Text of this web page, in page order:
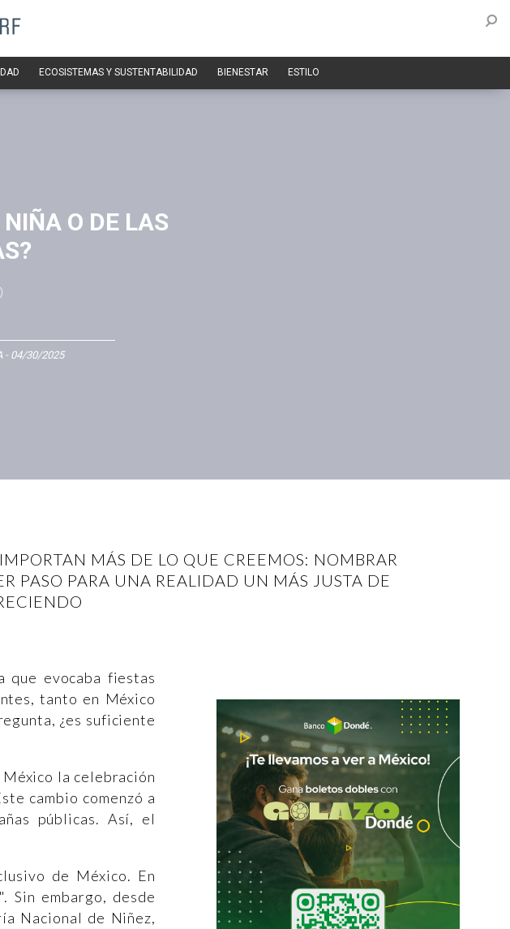
ECOSISTEMAS Y SUSTENTABILIDAD BIENESTAR ESTILO
O DE LAS
- 04/30/2025
MÁS DE LO QUE CREEMOS: NOMBRAR
PASO PARA UNA REALIDAD UN MÁS JUSTA DE
que evocaba fiestas
tanto en México
¿es suficiente
la celebración
cambio comenzó a
públicas. Así, el
de México. En
Sin embargo, desde
Nacional de Niñez,